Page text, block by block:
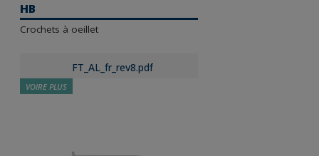
HB
Crochets à oeillet
FT_AL_fr_rev8.pdf
VOIRE PLUS